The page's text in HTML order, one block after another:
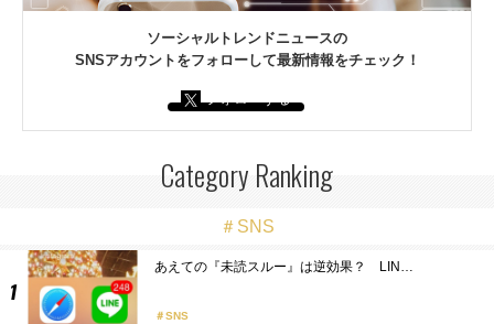
ソーシャルトレンドニュースの
SNSアカウントをフォローして最新情報をチェック！
フォローする
Category Ranking
＃SNS
あえての『未読スルー』は逆効果？ LIN…
SNS